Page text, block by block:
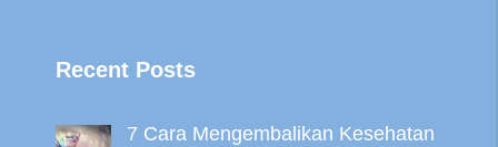
Recent Posts
7 Cara Mengembalikan Kesehatan